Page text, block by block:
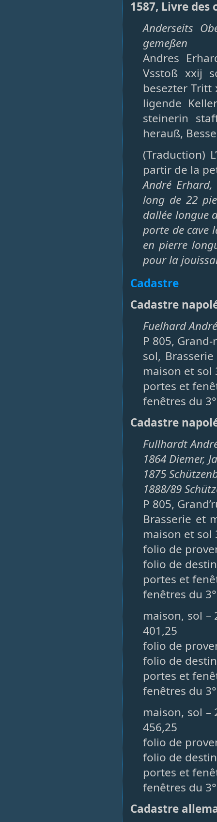
1587, Livre des
Anderseits
gemeßen
Andres
Vsstoß xxij
besezter Tritt
ligende
steinerin
herauß,
(Traduction)
partir de la
André
long de 22
dallée longue
porte de cave
en pierre
pour la
Cadastre
Cadastre
Fuelhard André
P 805, Grand-
sol,
maison et sol
portes et
fenêtres du
Cadastre
Fullhardt
1864 Diemer,
1875
1888/89
P 805,
Brasserie et
maison et sol
folio de
folio de
portes et
fenêtres du
maison, sol –
401,25
folio de
folio de
portes et
fenêtres du
maison, sol –
456,25
folio de
folio de
portes et
fenêtres du
Cadastre